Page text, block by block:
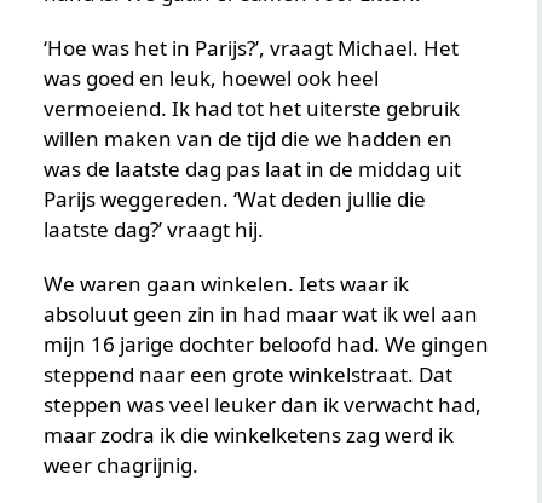
‘Hoe was het in Parijs?’, vraagt Michael. Het
was goed en leuk, hoewel ook heel
vermoeiend. Ik had tot het uiterste gebruik
willen maken van de tijd die we hadden en
was de laatste dag pas laat in de middag uit
Parijs weggereden. ‘Wat deden jullie die
laatste dag?’ vraagt hij.
We waren gaan winkelen. Iets waar ik
absoluut geen zin in had maar wat ik wel aan
mijn 16 jarige dochter beloofd had. We gingen
steppend naar een grote winkelstraat. Dat
steppen was veel leuker dan ik verwacht had,
maar zodra ik die winkelketens zag werd ik
weer chagrijnig.